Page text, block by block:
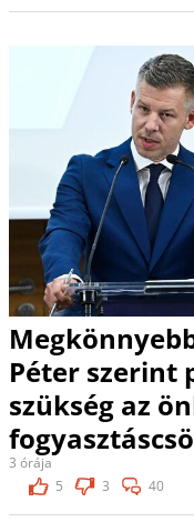
Péter szerint
szükség az
3 órája
5
3 40